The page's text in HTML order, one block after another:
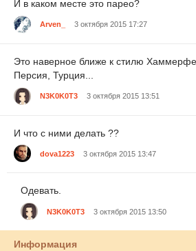
И в каком месте это парео?
Arven_ 3 октября 2015 17:27
Это наверное ближе к стилю
Персия, Турция...
N3K0K0T3 3 октября 2015 13:51
И что с ними делать ??
dova1223 3 октября 2015 13:47
Одевать.
N3K0K0T3 3 октября 2015 13:50
Информация